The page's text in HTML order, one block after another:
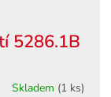
5286.1B
Skladem (1 ks)